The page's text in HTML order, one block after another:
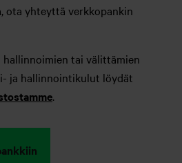
ota yhteyttä verkkopankin
hallinnoimien tai välittämien
ja hallinnointikulut löydät
.